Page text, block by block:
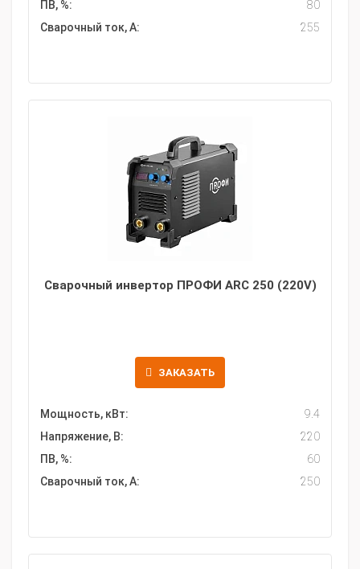
ПВ, %:
80
Сварочный ток, А:
255
Сварочный инвертор ПРОФИ ARC 250 (220V)
ЗАКАЗАТЬ
Мощность, кВт:
9.4
Напряжение, В:
220
ПВ, %:
60
Сварочный ток, А:
250